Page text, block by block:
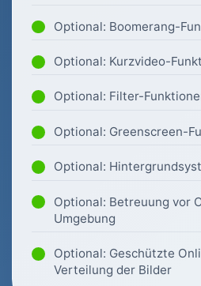
Optional: Boomerang-
Optional: Kurzvideo-
Optional: Filter-
Optional: Greenscreen-
Optional:
Optional: Betreuung vor
Umgebung
Optional: Geschützte
Verteilung der Bilder